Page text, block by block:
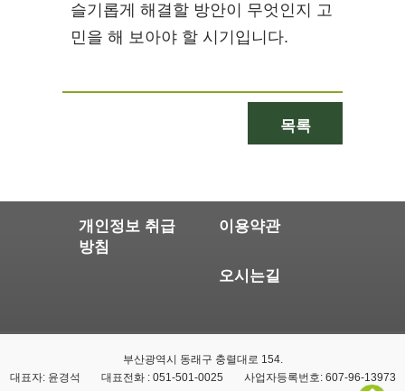
슬기롭게 해결할 방안이 무엇인지 고
민을 해 보아야 할 시기입니다.
목록
개인정보 취급
방침
이용약관
오시는길
부산광역시 동래구 충렬대로 154.
대표자: 윤경석
대표전화 : 051-501-0025 사업자등록번호: 607-96-13973